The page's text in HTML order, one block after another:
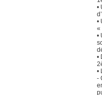
•
•
«
•
•
•
-